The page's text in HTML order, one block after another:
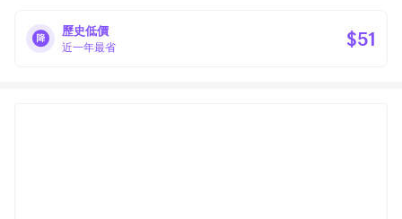
歷史低價
近一年最省 $51